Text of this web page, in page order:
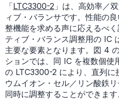
「LTC3300-2 」は、高効率／
ィブ・バランサです。性能の
整機能を求める声に応えるべ
ティブ・バランス調整用の IC
主要な要素となります。図 4
ションでは、同 IC を複数個使
の LTC3300-2 により、直列
ウムイオン・セル／リン酸鉄
同時に調整することができます